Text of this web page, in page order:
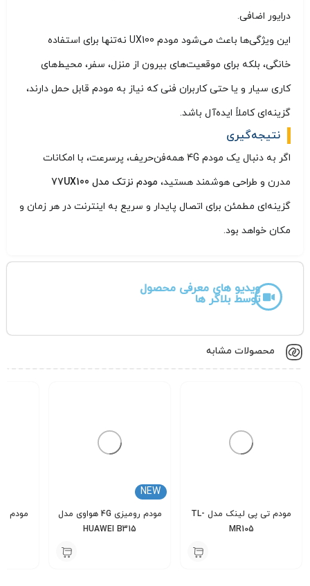
درایور اضافی.
این ویژگی‌ها باعث می‌شود مودم UX100 نه‌تنها برای استفاده
خانگی، بلکه برای موقعیت‌های بیرون از منزل، سفر، محیط‌های
کاری سیار و یا حتی کاربران فنی که نیاز به مودم قابل حمل دارند،
گزینه‌ای کاملاً ایده‌آل باشد.
نتیجه‌گیری
اگر به دنبال یک مودم 4G همه‌فن‌حریف، پرسرعت، با امکانات
مدرن و طراحی هوشمند هستید، مودم نزتک مدل 77UX100
گزینه‌ای مطمئن برای اتصال پایدار و سریع به اینترنت در هر زمان و
مکان خواهد بود.
ویدیو های معرفی محصول
توسط بلاگر ها
محصولات مشابه
مودم تی پی لینک مدل TL-
MR105
NEW
مودم رومیزی 4G هواوی مدل
HUAWEI B315